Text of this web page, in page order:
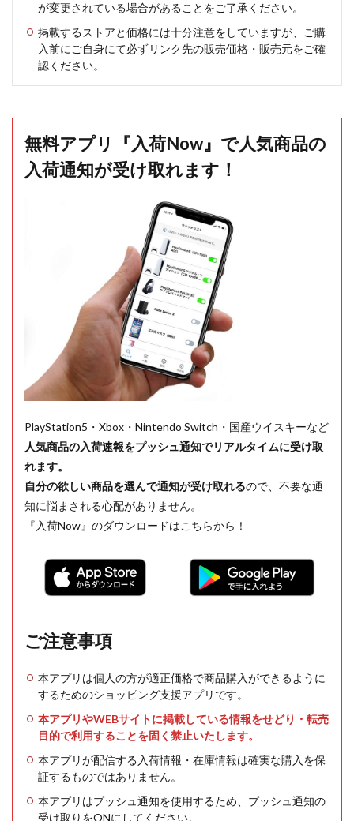
が変更されている場合があることをご了承ください。
掲載するストアと価格には十分注意をしていますが、ご購
入前にご自身にて必ずリンク先の販売価格・販売元をご確
認ください。
無料アプリ『入荷Now』で人気商品の
入荷通知が受け取れます！
PlayStation5・Xbox・Nintendo Switch・国産ウイスキーなど
人気商品の入荷速報をプッシュ通知でリアルタイムに受け取
れます。
自分の欲しい商品を選んで通知が受け取れるので、不要な通
知に悩まされる心配がありません。
『入荷Now』のダウンロードはこちらから！
ご注意事項
本アプリは個人の方が適正価格で商品購入ができるように
するためのショッピング支援アプリです。
本アプリやWEBサイトに掲載している情報をせどり・転売
目的で利用することを固く禁止いたします。
本アプリが配信する入荷情報・在庫情報は確実な購入を保
証するものではありません。
本アプリはプッシュ通知を使用するため、プッシュ通知の
受け取りをONにしてください。